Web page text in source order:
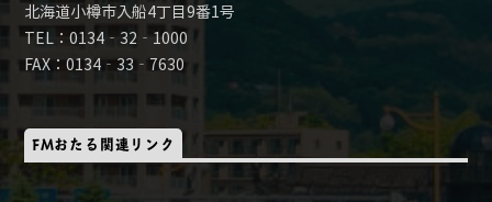
北海道小樽市入船4丁目9番1号
TEL：0134‐32‐1000
FAX：0134‐33‐7630
FMおたる関連リンク